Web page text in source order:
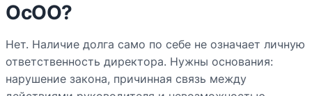
ОсОО?
Нет. Наличие долга само по себе не означает личную
ответственность директора. Нужны основания:
нарушение закона, причинная связь между